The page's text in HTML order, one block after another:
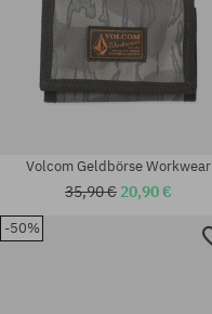
Volcom Geldbörse Workwear
35,90 € 20,90 €
-50%